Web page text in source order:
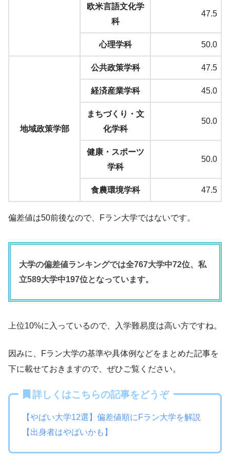
欧米言語文化学
科
47.5
心理学科 50.0
地域政策学部
公共政策学科 47.5
経済産業学科 45.0
まちづくり・文
化学科
50.0
健康・スポーツ
学科
50.0
食農環境学科 47.5
偏差値は50前後なので、Fラン大学ではないです。
大学の偏差値ランキングでは全767大学中72位、私
立589大学中197位となっています。
上位10%に入っているので、入学難易度は高い方ですね。
因みに、Fラン大学の基準や具体例などをまとめた記事を
下に載せておきますので、ぜひご覧ください。
詳しくはこちらの記事をどうぞ
【やばい大学12選】偏差値順にFラン大学を解説
【出身者はやばいかも】